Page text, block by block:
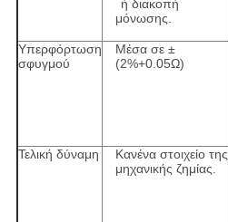
ή διακοπή
μόνωσης.
Υπερφόρτωση
σφυγμού
Μέσα σε ±
(2%+0.05Ω)
Τελική δύναμη
Κανένα στοιχείο της
μηχανικής ζημίας.